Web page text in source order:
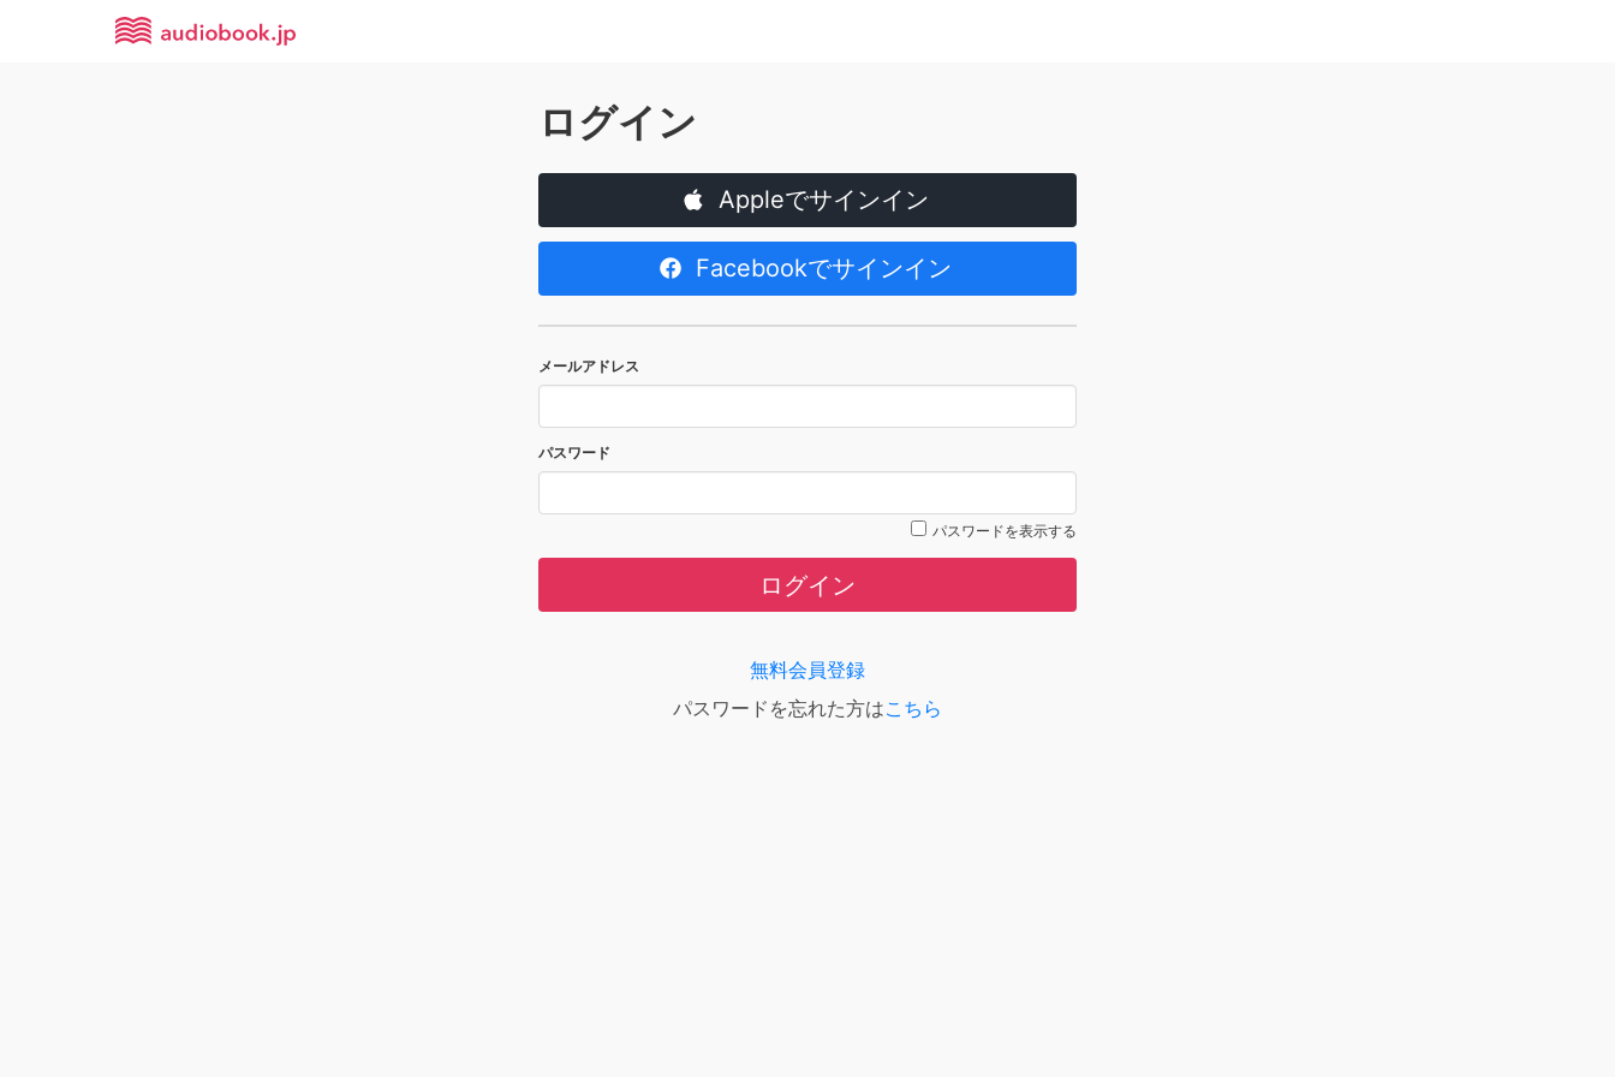
ログイン
Appleでサインイン
Facebookでサインイン
メールアドレス
パスワード
パスワードを表示する
ログイン
無料会員登録
パスワードを忘れた方はこちら